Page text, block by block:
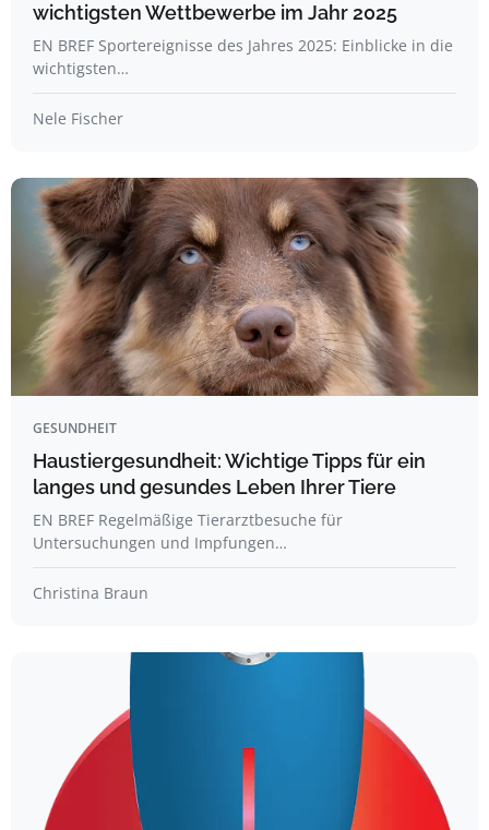
wichtigsten Wettbewerbe im Jahr 2025
EN BREF Sportereignisse des Jahres 2025: Einblicke in die
wichtigsten…
Nele Fischer
GESUNDHEIT
Haustiergesundheit: Wichtige Tipps für ein
langes und gesundes Leben Ihrer Tiere
EN BREF Regelmäßige Tierarztbesuche für
Untersuchungen und Impfungen…
Christina Braun